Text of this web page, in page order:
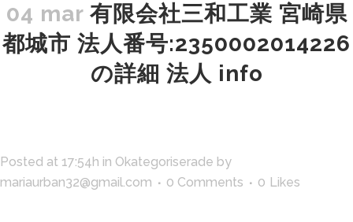
04 mar有限会社三和工業 宮崎県
都城市 法人番号:2350002014226
の詳細 法人 info
Posted at 17:54h in Okategoriserade by
mariaurban32@gmail.com
0 Comments 0 Likes